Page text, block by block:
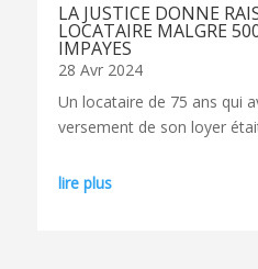
LA JUSTICE DONNE
LOCATAIRE MALGRE
IMPAYES
28 Avr 2024
Un locataire de 75 ans qui
versement de son loyer
lire plus